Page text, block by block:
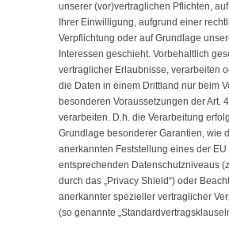
unserer (vor)vertraglichen Pflichten,
Ihrer Einwilligung, aufgrund einer
Verpflichtung oder auf Grundlage
Interessen geschieht. Vorbehaltlich
vertraglicher Erlaubnisse, verarbeiten
die Daten in einem Drittland nur beim
besonderen Voraussetzungen der Art.
verarbeiten. D.h. die Verarbeitung
Grundlage besonderer Garantien, wie
anerkannten Feststellung eines der EU
entsprechenden Datenschutzniveaus
durch das „Privacy Shield“) oder
anerkannter spezieller vertraglicher
(so genannte